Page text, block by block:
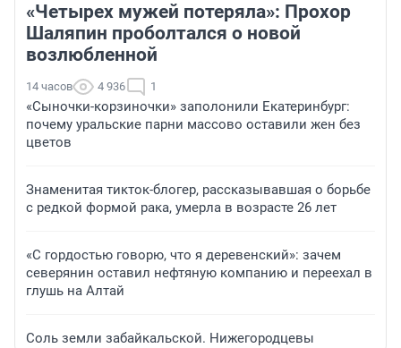
«Четырех мужей потеряла»: Прохор
Шаляпин проболтался о новой
возлюбленной
14 часов 4 936 1
«Сыночки-корзиночки» заполонили Екатеринбург:
почему уральские парни массово оставили жен без
цветов
Знаменитая тикток-блогер, рассказывавшая о борьбе
с редкой формой рака, умерла в возрасте 26 лет
«С гордостью говорю, что я деревенский»: зачем
северянин оставил нефтяную компанию и переехал в
глушь на Алтай
Соль земли забайкальской. Нижегородцевы